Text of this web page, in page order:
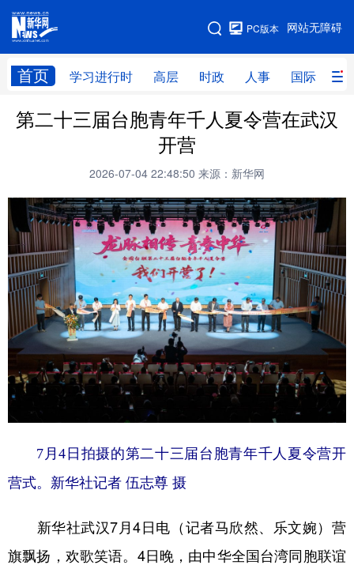
网站无障碍
PC版本
首页 学习进行时 高层 时政 人事 国际 财
网站地图
学习进行时 高层 时政 人事
科技 科创 量子 体育
文化 书画 健康 军事
访谈 视频 图片 政务
法律 中央文件 金融 汽车
食品 人居 信息化 数字经济
学术中国 乡村振兴 银龄 溯源中国
会展
彩票 娱乐 时尚 悦读
公益 一带一路
第二十三届台胞青年千人夏令营在武汉
开营
2026-07-04 22:48:50 来源：新华网
7月4日拍摄的第二十三届台胞青年千人夏令营开
营式。新华社记者 伍志尊 摄
新华社武汉7月4日电（记者马欣然、乐文婉）营
旗飘扬，欢歌笑语。4日晚，由中华全国台湾同胞联谊